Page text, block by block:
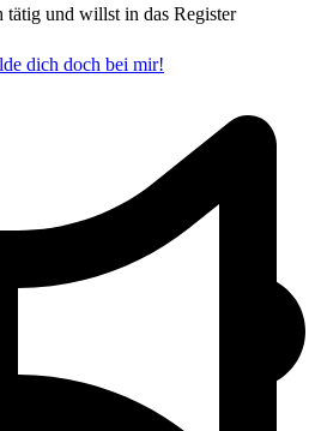
und willst in das Register
dich doch bei mir!